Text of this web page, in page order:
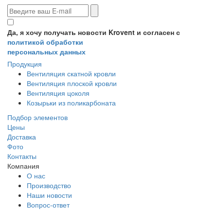
Да, я хочу получать новости Krovent и согласен с
политикой обработки
персональных данных
Продукция
Вентиляция скатной кровли
Вентиляция плоской кровли
Вентиляция цоколя
Козырьки из поликарбоната
Подбор элементов
Цены
Доставка
Фото
Контакты
Компания
О нас
Производство
Наши новости
Вопрос-ответ